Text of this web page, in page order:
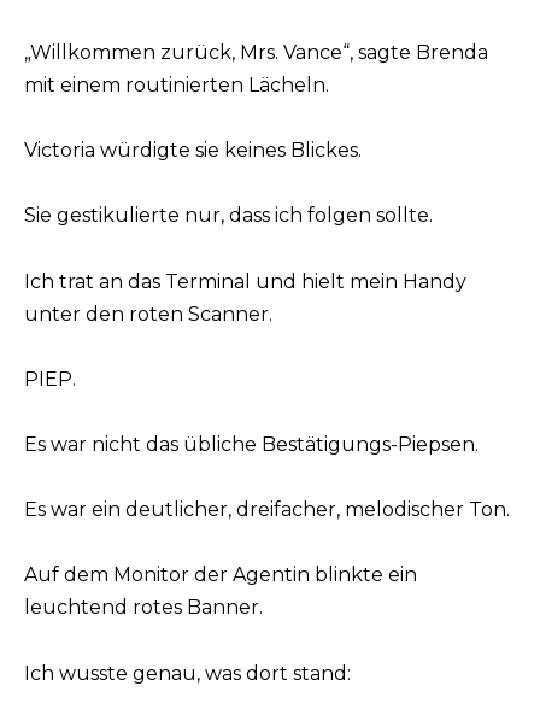
„Willkommen zurück, Mrs. Vance“, sagte Brenda
mit einem routinierten Lächeln.
Victoria würdigte sie keines Blickes.
Sie gestikulierte nur, dass ich folgen sollte.
Ich trat an das Terminal und hielt mein Handy
unter den roten Scanner.
PIEP.
Es war nicht das übliche Bestätigungs-Piepsen.
Es war ein deutlicher, dreifacher, melodischer Ton.
Auf dem Monitor der Agentin blinkte ein
leuchtend rotes Banner.
Ich wusste genau, was dort stand: